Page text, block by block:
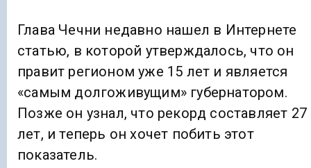
Глава Чечни недавно нашел в Интернете
статью, в которой утверждалось, что он
правит регионом уже 15 лет и является
«самым долгоживущим» губернатором.
Позже он узнал, что рекорд составляет 27
лет, и теперь он хочет побить этот
показатель.